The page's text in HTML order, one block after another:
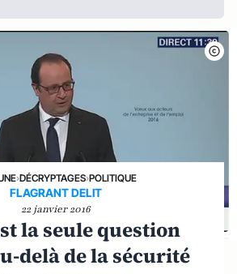
›DÉCRYPTAGES›POLITIQUE
FLAGRANT DELIT
22 janvier 2016
la seule question
delà de la sécurité